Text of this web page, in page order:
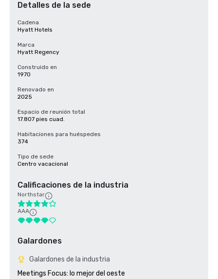
Detalles de la sede
Cadena
Hyatt Hotels
Marca
Hyatt Regency
Construido en
1970
Renovado en
2025
Espacio de reunión total
17.807 pies cuad.
Habitaciones para huéspedes
374
Tipo de sede
Centro vacacional
Calificaciones de la industria
Northstar
AAA
Galardones
Galardones de la industria
Meetings Focus: lo mejor del oeste